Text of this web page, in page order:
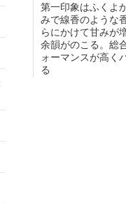
第一印象はふくよ
みで線香のような
らにかけて甘みが
余韻がのこる。総
ォーマンスが高く
る